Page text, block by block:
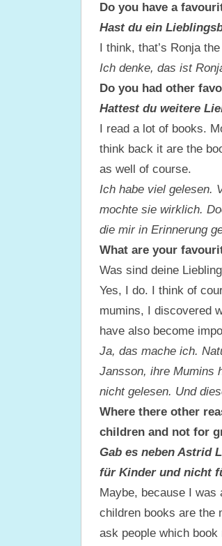
Do you have a
Hast du ein
I think, that’s Ronja
Ich denke, das ist
Do you had other
Hattest du weitere
I read a lot of books.
think back it are the
as well of course.
Ich habe viel gelesen.
mochte sie wirklich.
die mir in Erinnerung
What are your
Was sind deine
Yes, I do. I think of
mumins, I discovered
have also become
Ja, das mache ich.
Jansson, ihre Mumins
nicht gelesen. Und
Where there other
children and not for
Gab es neben Astrid
für Kinder und nicht
Maybe, because I
children books are the
ask people which